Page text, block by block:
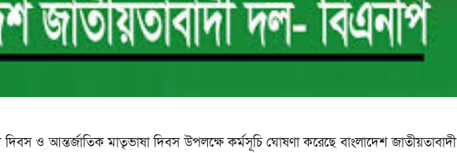
দিবস ও আন্তর্জাতিক মাতৃভাষা দিবস উপলক্ষে কর্মসূচি ঘোষণা করেছে বাংলাদেশ জাতীয়তাবাদী